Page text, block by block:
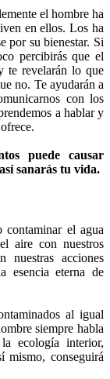
el hombre ha
en ellos. Los ha
por su bienestar. Si
percibirás que el
te revelarán lo que
no. Te ayudarán a
con los
a hablar y
puede causar
sanarás tu vida.
el agua
aire con nuestros
nuestras acciones
esencia eterna de
al igual
siempre habla
ecología interior,
mismo, conseguirá